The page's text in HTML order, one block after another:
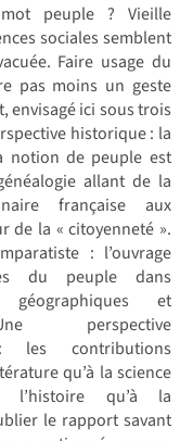
peuple ? Vieille
sociales semblent
Faire usage du
pas moins un geste
envisagé ici sous trois
historique : la
notion de peuple est
allant de la
française aux
de la « citoyenneté ».
: l’ouvrage
du peuple dans
et
perspective
les contributions
qu’à la science
qu’à la
le rapport savant